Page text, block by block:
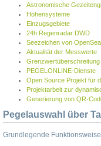
Astronomische
Höhensysteme
Einzugsgebiete
24h Regenradar DWD
Seezeichen von
Aktualität der Messwerte
PEGELONLINE-Dienste
Open Source Projekt für
Projektarbeit zur
Generierung von QR-
Pegelauswahl über
Grundlegende